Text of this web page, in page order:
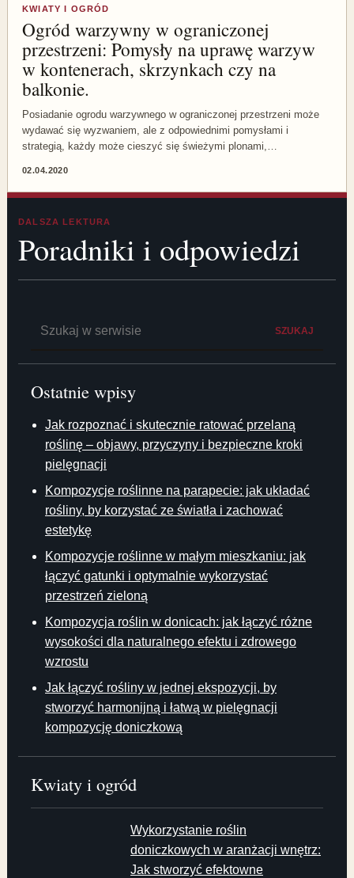
KWIATY I OGRÓD
Ogród warzywny w ograniczonej
przestrzeni: Pomysły na uprawę warzyw
w kontenerach, skrzynkach czy na
balkonie.
Posiadanie ogrodu warzywnego w ograniczonej przestrzeni może
wydawać się wyzwaniem, ale z odpowiednimi pomysłami i
strategią, każdy może cieszyć się świeżymi plonami,…
02.04.2020
DALSZA LEKTURA
Poradniki i odpowiedzi
SZUKAJ
Ostatnie wpisy
Jak rozpoznać i skutecznie ratować przelaną
roślinę – objawy, przyczyny i bezpieczne kroki
pielęgnacji
Kompozycje roślinne na parapecie: jak układać
rośliny, by korzystać ze światła i zachować
estetykę
Kompozycje roślinne w małym mieszkaniu: jak
łączyć gatunki i optymalnie wykorzystać
przestrzeń zieloną
Kompozycja roślin w donicach: jak łączyć różne
wysokości dla naturalnego efektu i zdrowego
wzrostu
Jak łączyć rośliny w jednej ekspozycji, by
stworzyć harmonijną i łatwą w pielęgnacji
kompozycję doniczkową
Kwiaty i ogród
Wykorzystanie roślin
doniczkowych w aranżacji wnętrz:
Jak stworzyć efektowne